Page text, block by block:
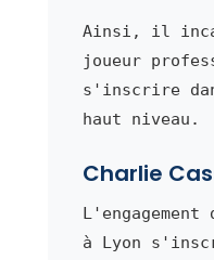
Ainsi, il
joueur
s'inscrire
haut niveau.
Charlie
L'engagement
à Lyon